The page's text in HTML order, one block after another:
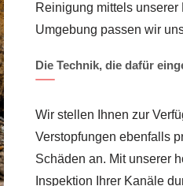
Reinigung mittels
Umgebung passen wir
Die Technik, die dafür
Wir stellen Ihnen zur
Verstopfungen ebenfalls
Schäden an. Mit unserer
Inspektion Ihrer Kanäle